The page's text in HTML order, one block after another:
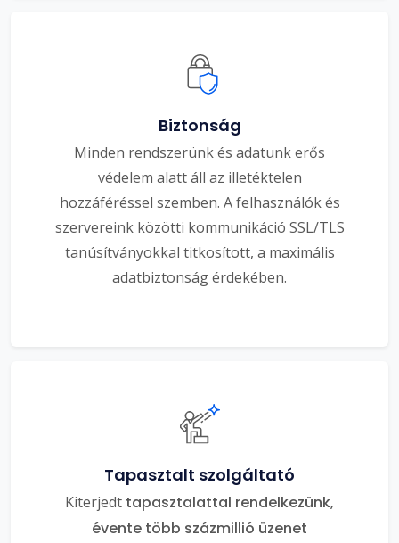
Biztonság
Minden rendszerünk és adatunk erős
védelem alatt áll az illetéktelen
hozzáféréssel szemben. A felhasználók és
szervereink közötti kommunikáció SSL/TLS
tanúsítványokkal titkosított, a maximális
adatbiztonság érdekében.
Tapasztalt szolgáltató
Kiterjedt tapasztalattal rendelkezünk,
évente több százmillió üzenet